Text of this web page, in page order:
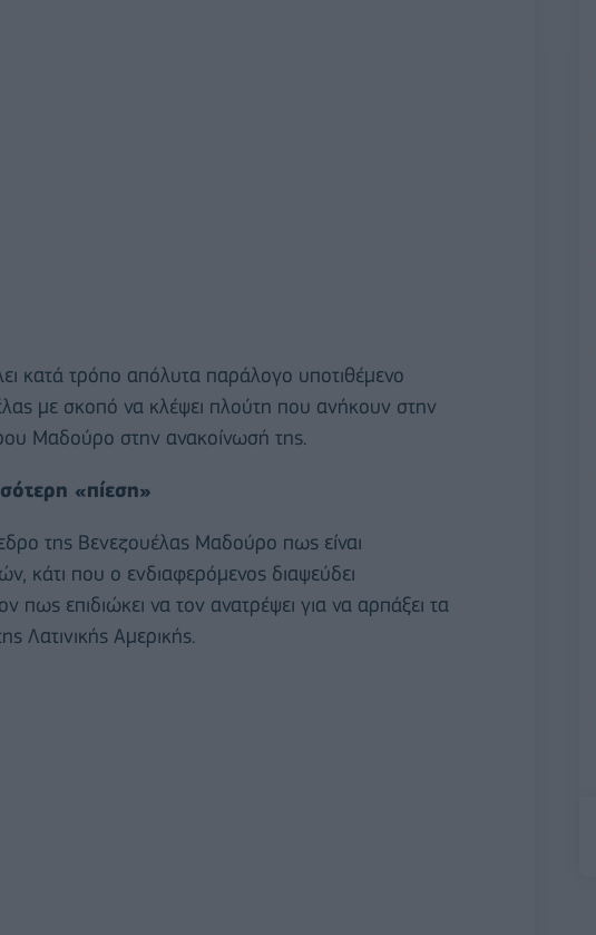
κατά τρόπο απόλυτα παράλογο υποτιθέμενο
με σκοπό να κλέψει πλούτη που ανήκουν στην
Μαδούρο στην ανακοίνωσή της.
«πίεση»
της Βενεζουέλας Μαδούρο πως είναι
κάτι που ο ενδιαφερόμενος διαψεύδει
πως επιδιώκει να τον ανατρέψει για να αρπάξει τα
Λατινικής Αμερικής.